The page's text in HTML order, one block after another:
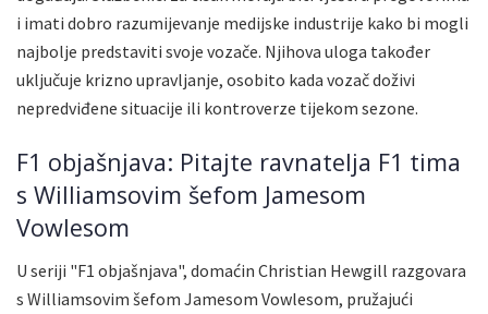
i imati dobro razumijevanje medijske industrije kako bi mogli
najbolje predstaviti svoje vozače. Njihova uloga također
uključuje krizno upravljanje, osobito kada vozač doživi
nepredviđene situacije ili kontroverze tijekom sezone.
F1 objašnjava: Pitajte ravnatelja F1 tima
s Williamsovim šefom Jamesom
Vowlesom
U seriji "F1 objašnjava", domaćin Christian Hewgill razgovara
s Williamsovim šefom Jamesom Vowlesom, pružajući